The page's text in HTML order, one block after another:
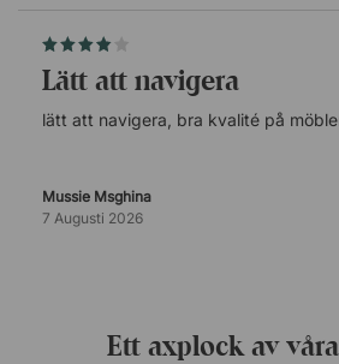
lätt att navigera
lätt att navigera, bra kvalité på
Mussie Msghina
7 Augusti 2026
Ett axplock av